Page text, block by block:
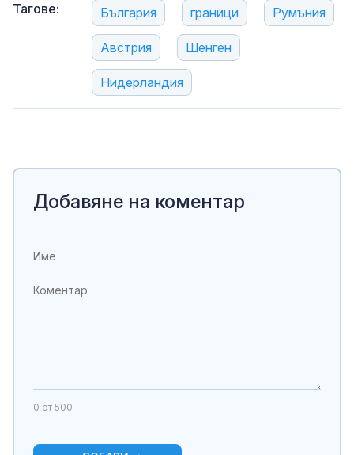
Тагове: България граници Румъния
Австрия Шенген
Нидерландия
Добавяне на коментар
0 от 500